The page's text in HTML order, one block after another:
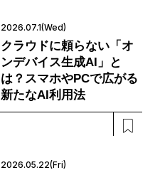
2026.07.1(Wed)
クラウドに頼らない「オ
ンデバイス生成AI」と
は？スマホやPCで広がる
新たなAI利用法
2026.05.22(Fri)